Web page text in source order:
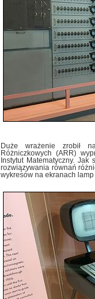
Duże wrażenie zrobił
Różniczkowych (ARR)
Instytut Matematyczny. Jak
rozwiązywania równań
wykresów na ekranach